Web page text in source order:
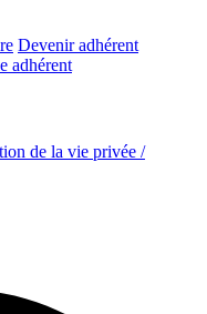
Devenir adhérent
adhérent
de la vie privée /